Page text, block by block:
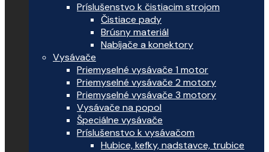
Príslušenstvo k čistiacim strojom
Čistiace pady
Brúsny materiál
Nabíjače a konektory
Vysávače
Priemyselné vysávače 1 motor
Priemyselné vysávače 2 motory
Priemyselné vysávače 3 motory
Vysávače na popol
Špeciálne vysávače
Príslušenstvo k vysávačom
Hubice, kefky, nadstavce, trubice